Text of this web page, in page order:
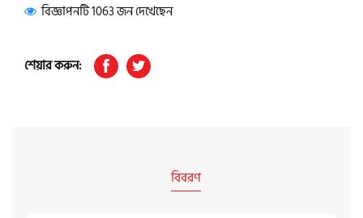
বিজ্ঞাপনটি 1063 জন দেখেছেন
শেয়ার করুন:
বিবরণ